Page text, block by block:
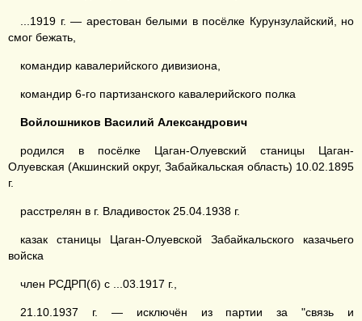
...1919 г. — арестован белыми в посёлке Курунзулайский, но
смог бежать,
командир кавалерийского дивизиона,
командир 6-го партизанского кавалерийского полка
Войлошников Василий Александрович
родился в посёлке Цаган-Олуевский станицы Цаган-
Олуевская (Акшинский округ, Забайкальская область) 10.02.1895
г.
расстрелян в г. Владивосток 25.04.1938 г.
казак станицы Цаган-Олуевской Забайкальского казачьего
войска
член РСДРП(б) с ...03.1917 г.,
21.10.1937 г. — исключён из партии за "связь и